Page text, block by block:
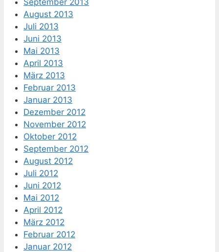
August 2013
Juli 2013
Juni 2013
Mai 2013
April 2013
März 2013
Februar 2013
Januar 2013
Dezember 2012
November 2012
Oktober 2012
September 2012
August 2012
Juli 2012
Juni 2012
Mai 2012
April 2012
März 2012
Februar 2012
Januar 2012